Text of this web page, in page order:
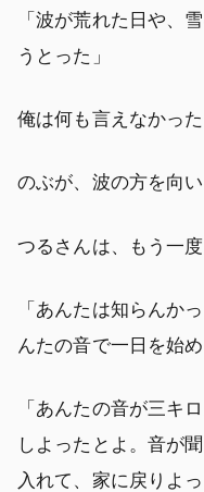
「波が荒れた日や、
うとった」
俺は何も言えなかった
のぶが、波の方を向
つるさんは、もう一
「あんたは知らんか
んたの音で一日を始め
「あんたの音が三キ
しよったとよ。音が
入れて、家に戻りよっ